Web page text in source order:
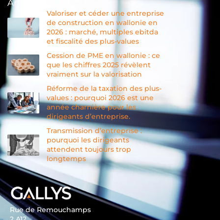
Articles récents
Valoriser et céder une entreprise
de construction en wallonie en
2026 : marché, multiples ebitda
et fiscalité des plus-values
Cession de PME en wallonie : ce
que les chiffres 2025 révèlent
vraiment sur la valorisation
Réforme de la taxation des plus-
values : pourquoi 2026 est une
année charnière pour les
dirigeants d’entreprise.
Transmission d’entreprise :
pourquoi les dirigeants
attendent toujours trop
longtemps
Rue de Remouchamps